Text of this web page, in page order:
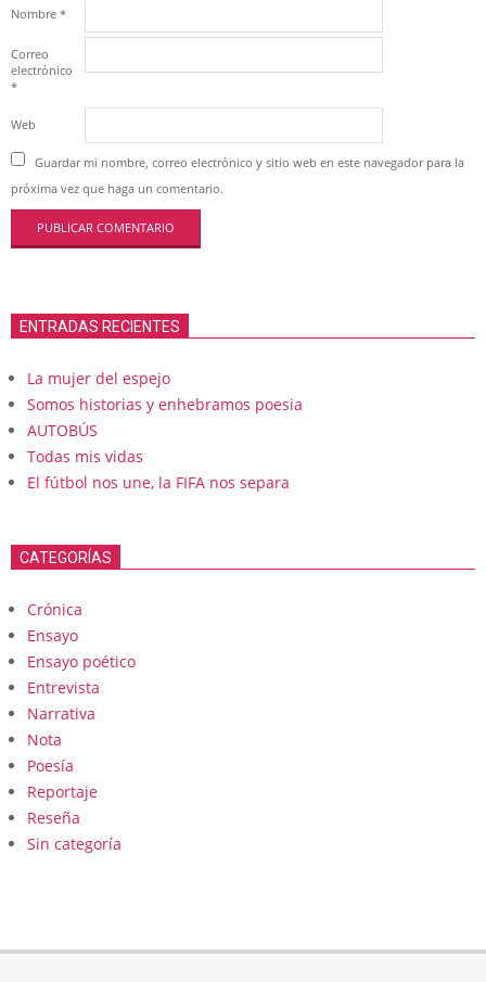
Nombre *
Correo
electrónico
*
Web
Guardar mi nombre, correo electrónico y sitio web en este navegador para la
próxima vez que haga un comentario.
ENTRADAS RECIENTES
La mujer del espejo
Somos historias y enhebramos poesia
AUTOBÚS
Todas mis vidas
El fútbol nos une, la FIFA nos separa
CATEGORÍAS
Crónica
Ensayo
Ensayo poético
Entrevista
Narrativa
Nota
Poesía
Reportaje
Reseña
Sin categoría